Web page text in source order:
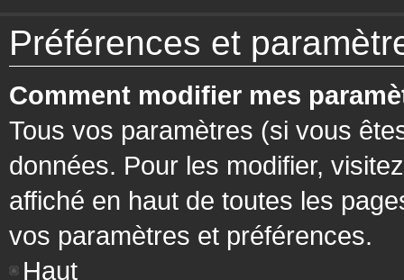
Préférences et
Comment modifier mes
Tous vos paramètres (si vous
données. Pour les modifier,
affiché en haut de toutes les
vos paramètres et préférences.
Haut